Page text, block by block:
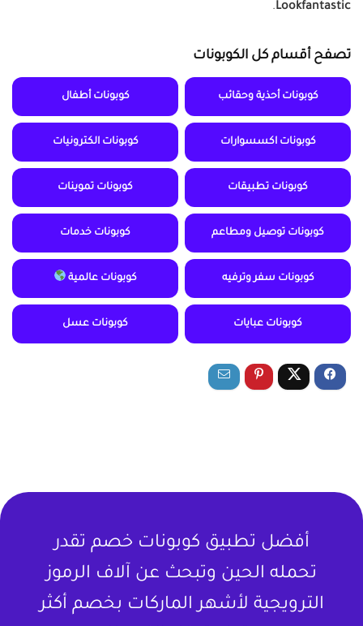
Lookfantastic
.
تصفح أقسام كل الكوبونات
كوبونات أحذية وحقائب كوبونات أطفال
كوبونات اكسسوارات كوبونات الكترونيات
كوبونات تطبيقات كوبونات تموينات
كوبونات توصيل ومطاعم كوبونات خدمات
كوبونات سفر وترفيه كوبونات عالمية
كوبونات عبايات كوبونات عسل
أفضل تطبيق كوبونات خصم تقدر
تحمله الحين وتبحث عن آلاف الرموز
الترويجية لأشهر الماركات بخصم أكثر